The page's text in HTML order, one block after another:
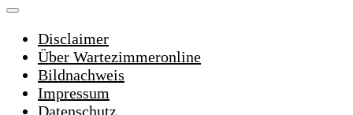
Disclaimer
Über Wartezimmeronline
Bildnachweis
Impressum
Datenschutz